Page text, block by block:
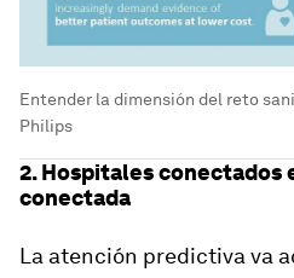
Entender la dimensión del reto
Philips
2. Hospitales conectados
conectada
La atención predictiva va